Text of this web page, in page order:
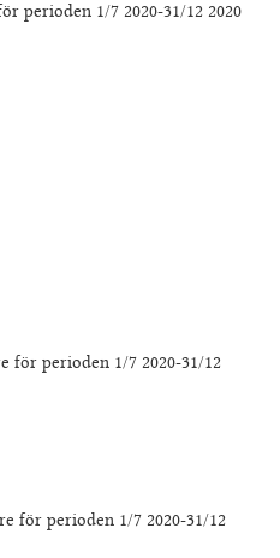
perioden 1/7 2020-31/12 2020
för perioden 1/7 2020-31/12
för perioden 1/7 2020-31/12